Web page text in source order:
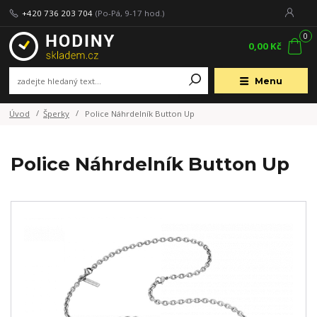
Menu
+420 736 203 704 (Po-Pá, 9-17 hod.)
0
0,00 Kč
Úvod Šperky Police Náhrdelník Button Up
Police Náhrdelník Button Up